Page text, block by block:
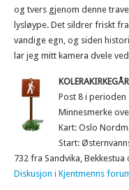
og tvers gjenom denne
lysløype. Det sildrer friskt
vandige egn, og siden
lar jeg mitt kamera dvele
Post 8 i perioden
Minnesmerke
Kart: Oslo
Start:
732 fra Sandvika, Bekkestua
Diskusjon i Kjentmenns